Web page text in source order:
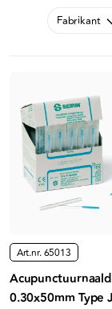
Fabrikant
Art.nr.65013
0.30x50mm Type